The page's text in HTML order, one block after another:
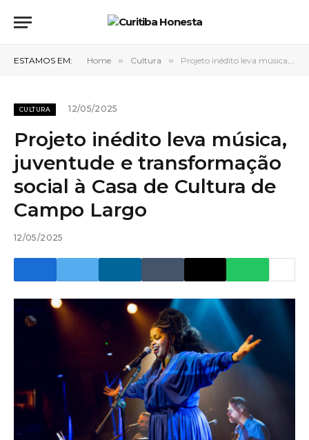
ESTAMOS EM: Home » Cultura » Projeto inédito leva música, juventude e transformação social à Casa de Cultura de Campo Largo
CULTURA 12/05/2025
Projeto inédito leva música,
juventude e transformação
social à Casa de Cultura de
Campo Largo
12/05/2025